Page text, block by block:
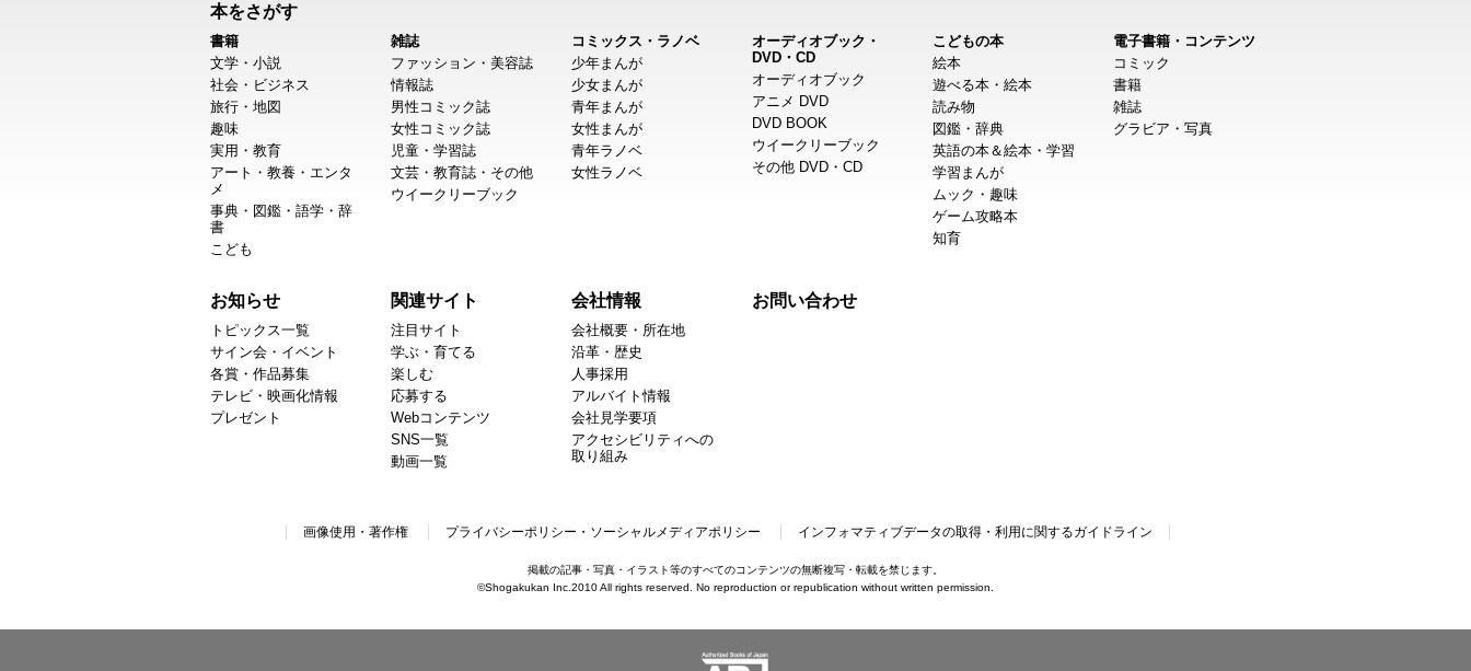
本をさがす
書籍
文学・小説
社会・ビジネス
旅行・地図
趣味
実用・教育
アート・教養・エンタ
メ
事典・図鑑・語学・辞
書
こども
雑誌
ファッション・美容誌
情報誌
男性コミック誌
女性コミック誌
児童・学習誌
文芸・教育誌・その他
ウイークリーブック
コミックス・ラノベ
少年まんが
少女まんが
青年まんが
女性まんが
青年ラノベ
女性ラノベ
オーディオブック・
DVD・CD
オーディオブック
アニメ DVD
DVD BOOK
ウイークリーブック
その他 DVD・CD
こどもの本
絵本
遊べる本・絵本
読み物
図鑑・辞典
英語の本＆絵本・学習
学習まんが
ムック・趣味
ゲーム攻略本
知育
電子書籍・コンテンツ
コミック
書籍
雑誌
グラビア・写真
お知らせ
トピックス一覧
サイン会・イベント
各賞・作品募集
テレビ・映画化情報
プレゼント
関連サイト
注目サイト
学ぶ・育てる
楽しむ
応募する
Webコンテンツ
SNS一覧
動画一覧
会社情報
会社概要・所在地
沿革・歴史
人事採用
アルバイト情報
会社見学要項
アクセシビリティへの
取り組み
お問い合わせ
画像使用・著作権 プライバシーポリシー・ソーシャルメディアポリシー インフォマティブデータの取得・利用に関するガイドライン
掲載の記事・写真・イラスト等のすべてのコンテンツの無断複写・転載を禁じます。
©Shogakukan Inc.2010 All rights reserved. No reproduction or republication without written permission.